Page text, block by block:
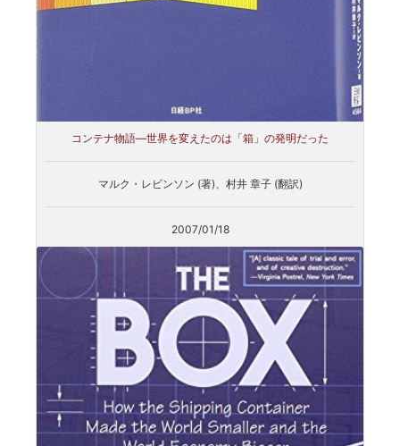
コンテナ物語―世界を変えたのは「箱」の発明だった
マルク・レビンソン (著)、村井 章子 (翻訳)
2007/01/18